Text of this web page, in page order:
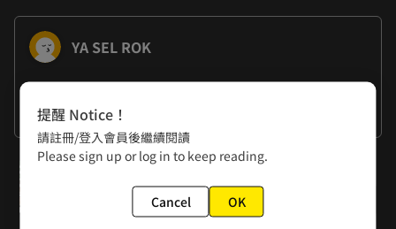
YA SEL ROK
謝謝大家的閱讀
下一話
第37話 無形劍料理
提醒 Notice！
請註冊/登入會員後繼續閱讀
Please sign up or log in to keep reading.
Cancel OK